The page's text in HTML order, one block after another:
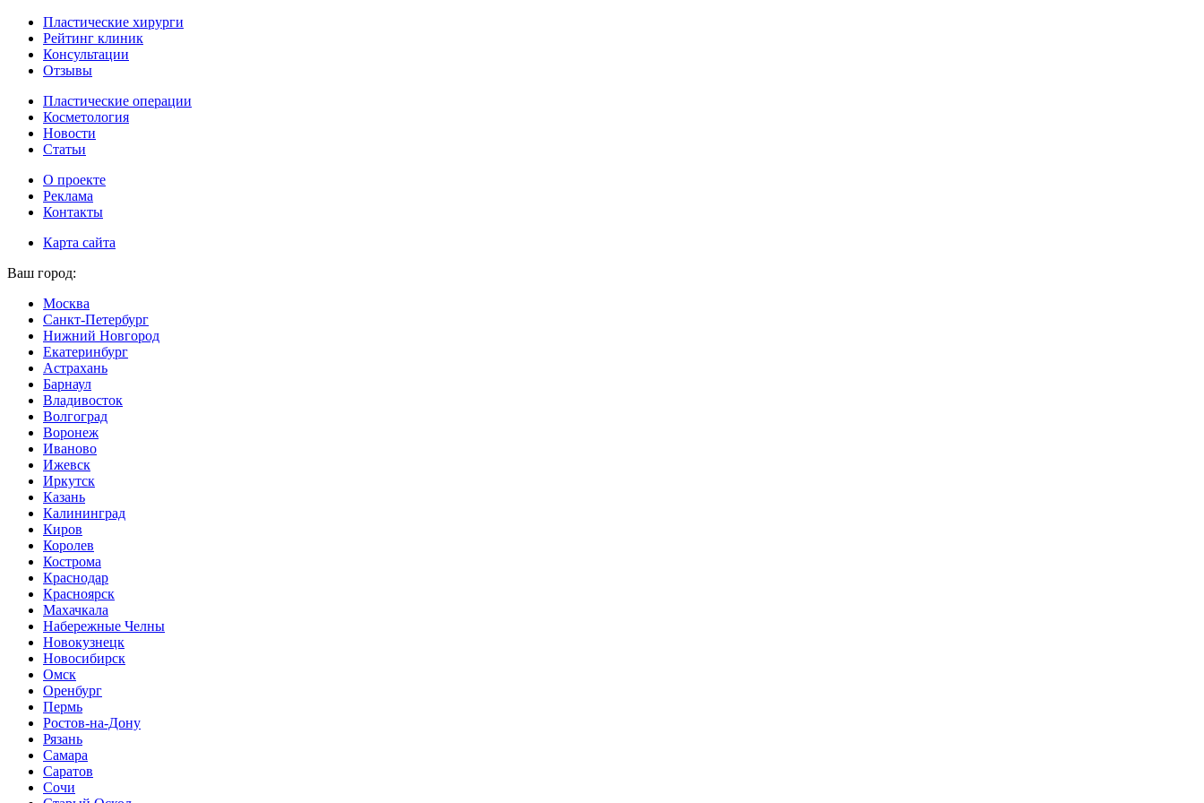
Пластические хирурги
Рейтинг клиник
Консультации
Отзывы
Пластические операции
Косметология
Новости
Статьи
О проекте
Реклама
Контакты
Карта сайта
Ваш город:
Москва
Санкт-Петербург
Нижний Новгород
Екатеринбург
Астрахань
Барнаул
Владивосток
Волгоград
Воронеж
Иваново
Ижевск
Иркутск
Казань
Калининград
Киров
Королев
Кострома
Краснодар
Красноярск
Махачкала
Набережные Челны
Новокузнецк
Новосибирск
Омск
Оренбург
Пермь
Ростов-на-Дону
Рязань
Самара
Саратов
Сочи